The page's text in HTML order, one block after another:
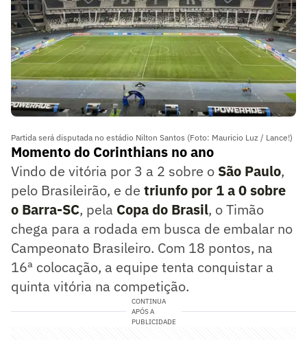
Partida será disputada no estádio Nilton Santos (Foto: Mauricio Luz / Lance!)
Momento do Corinthians no ano
Vindo de vitória por 3 a 2 sobre o São Paulo,
pelo Brasileirão, e de triunfo por 1 a 0 sobre
o Barra-SC, pela Copa do Brasil, o Timão
chega para a rodada em busca de embalar no
Campeonato Brasileiro. Com 18 pontos, na
16ª colocação, a equipe tenta conquistar a
quinta vitória na competição.
CONTINUA
APÓS A
PUBLICIDADE